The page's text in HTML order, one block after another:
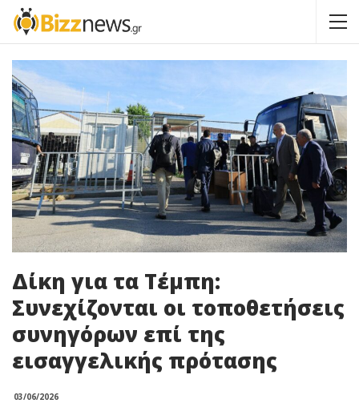
Δίκη για τα Τέμπη:
Συνεχίζονται οι τοποθετήσεις
συνηγόρων επί της
εισαγγελικής πρότασης
03/06/2026